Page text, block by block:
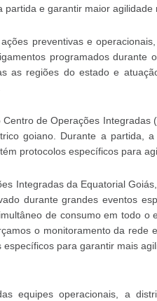
e garantir maior agilidade
preventivas e
programados durante
as regiões do estado e
de Operações Integradas
goiano. Durante a partida,
protocolos específicos para
Integradas da Equatorial
durante grandes eventos
de consumo em todo o
o monitoramento da rede
para garantir mais
equipes operacionais, a